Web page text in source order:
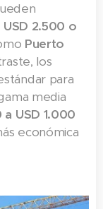
USD 2.500 o
Puerto
los
para
media
a USD 1.000
económica​